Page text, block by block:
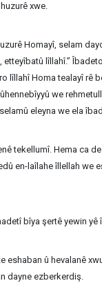
xwe.
Homayî, selam
lîllahî.”
lîllahî Homa tealayî rê
we
eleyna we ela
tekellumî. Hema ca
en-laîlahe îllellah we
bîya şertê yewin yê
eshaban û hevalanê
dayne ezberkerdiş.